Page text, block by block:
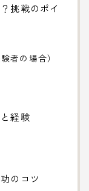
挑戦のポイ
者の場合）
経験
のコツ